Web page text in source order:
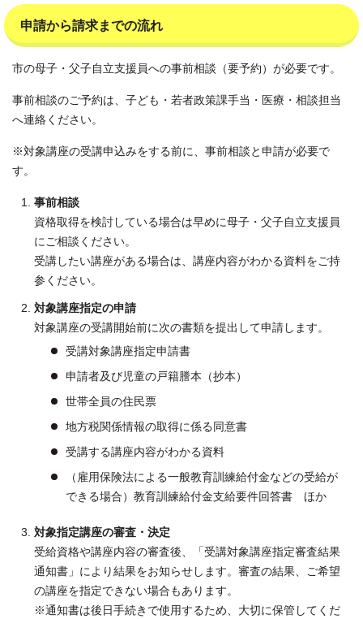
申請から請求までの流れ
市の母子・父子自立支援員への事前相談（要予約）が必要です。
事前相談のご予約は、子ども・若者政策課手当・医療・相談担当
へ連絡ください。
※対象講座の受講申込みをする前に、事前相談と申請が必要で
す。
事前相談
資格取得を検討している場合は早めに母子・父子自立支援員
にご相談ください。
受講したい講座がある場合は、講座内容がわかる資料をご持
参ください。
対象講座指定の申請
対象講座の受講開始前に次の書類を提出して申請します。
受講対象講座指定申請書
申請者及び児童の戸籍謄本（抄本）
世帯全員の住民票
地方税関係情報の取得に係る同意書
受講する講座内容がわかる資料
（雇用保険法による一般教育訓練給付金などの受給が
できる場合）教育訓練給付金支給要件回答書 ほか
対象指定講座の審査・決定
受給資格や講座内容の審査後、「受講対象講座指定審査結果
通知書」により結果をお知らせします。審査の結果、ご希望
の講座を指定できない場合もあります。
※通知書は後日手続きで使用するため、大切に保管してくだ